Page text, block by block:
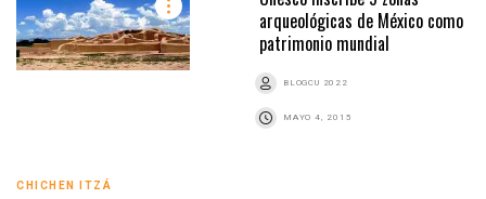
arqueológicas de México como
patrimonio mundial
BLOGCU 2022
MAYO 4, 2015
CHICHEN ITZÁ